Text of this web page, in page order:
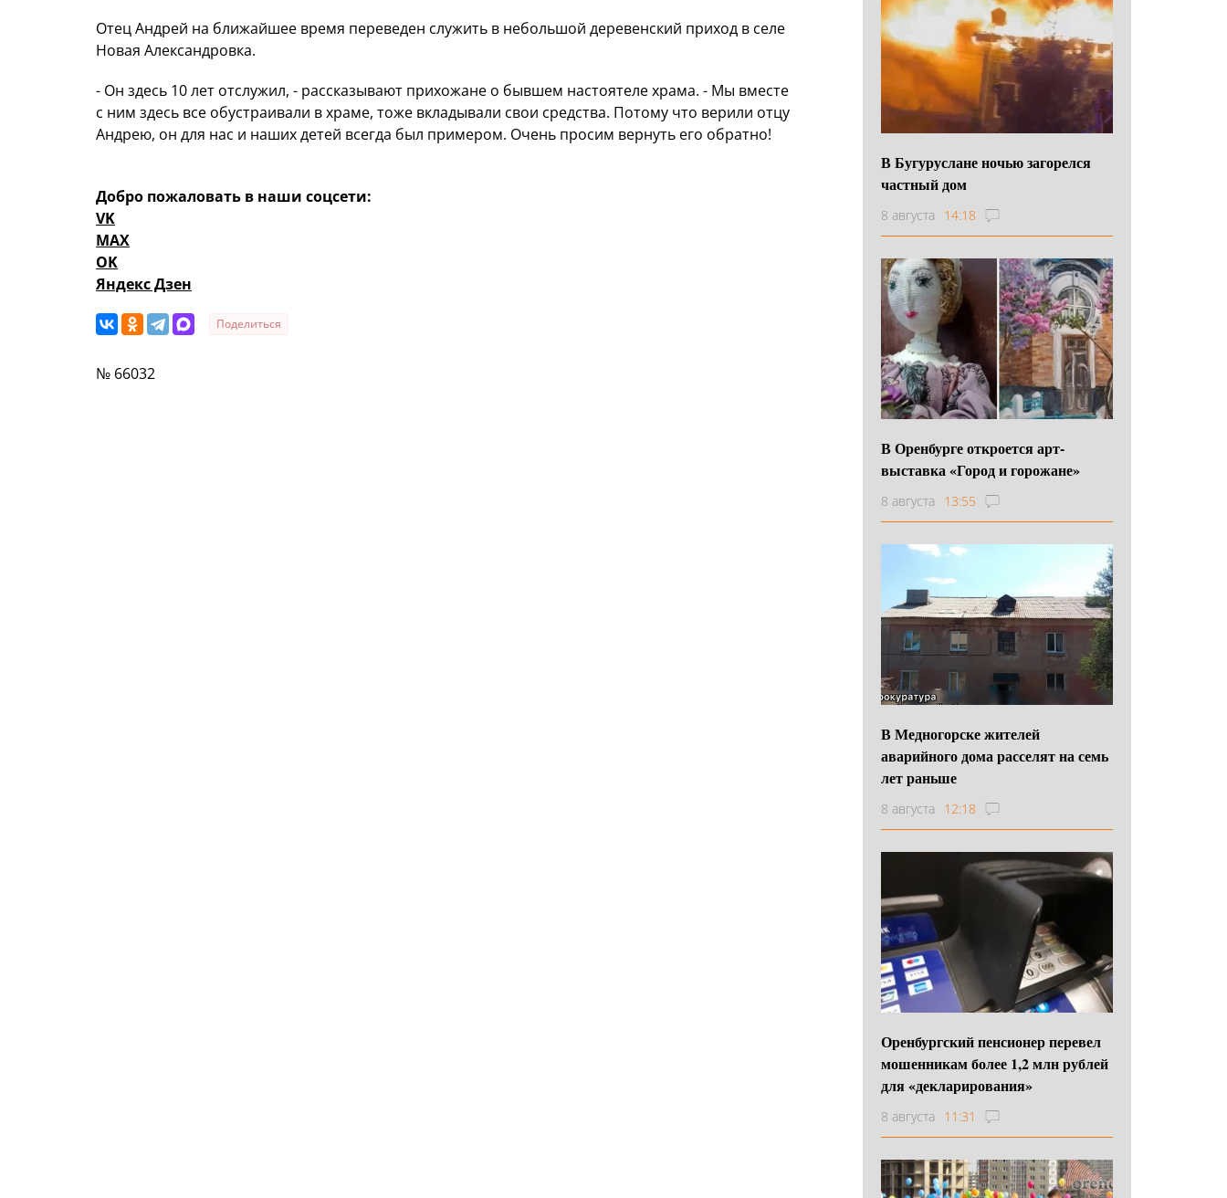
Отец Андрей на ближайшее время переведен служить в небольшой деревенский приход в селе
Новая Александровка.
- Он здесь 10 лет отслужил, - рассказывают прихожане о бывшем настоятеле храма. - Мы вместе
с ним здесь все обустраивали в храме, тоже вкладывали свои средства. Потому что верили отцу
Андрею, он для нас и наших детей всегда был примером. Очень просим вернуть его обратно!
Добро пожаловать в наши соцсети:
VK
MAX
OK
Яндекс Дзен
Поделиться
№ 66032
В Бугуруслане ночью загорелся
частный дом
8 августа 14:18
В Оренбурге откроется арт-
выставка «Город и горожане»
8 августа 13:55
В Медногорске жителей
аварийного дома расселят на семь
лет раньше
8 августа 12:18
Оренбургский пенсионер перевел
мошенникам более 1,2 млн рублей
для «декларирования»
8 августа 11:31